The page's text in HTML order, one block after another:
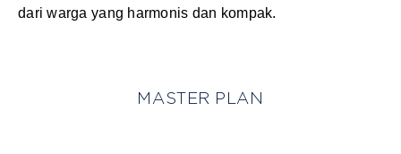
dari warga yang harmonis dan kompak.
MASTER PLAN